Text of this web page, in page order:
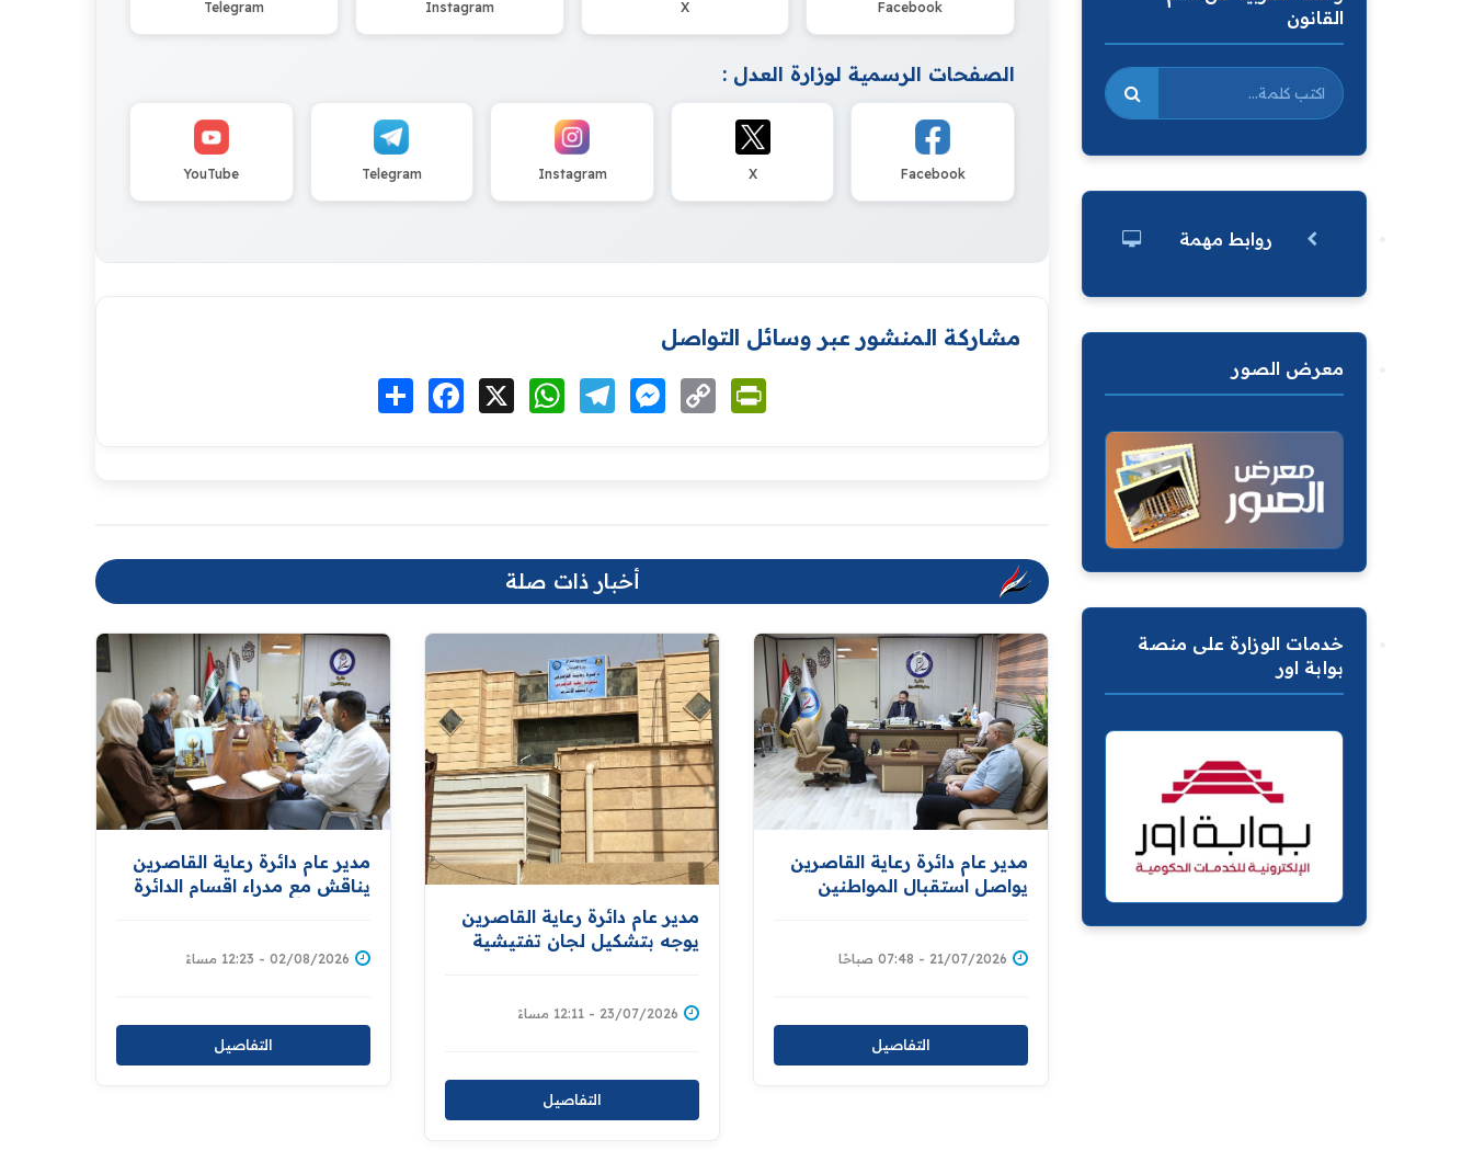
Facebook
X
Instagram
Telegram
الصفحات الرسمية لوزارة العدل :
Facebook
X
Instagram
Telegram
YouTube
مشاركة المنشور عبر وسائل التواصل
انشر Facebook WhatsAppTelegramMessenger
Copy
Link
أخبار ذات صلة
مدير عام دائرة رعاية القاصرين
يناقش مع مدراء اقسام الدائرة
02/08/2026 - 12:23 مساءً
التفاصيل
مدير عام دائرة رعاية القاصرين
يوجه بتشكيل لجان تفتيشية
23/07/2026 - 12:11 مساءً
التفاصيل
مدير عام دائرة رعاية القاصرين
يواصل استقبال المواطنين
21/07/2026 - 07:48 صباحًا
التفاصيل
القانون
روابط مهمة
معرض الصور
خدمات الوزارة على منصة
بوابة اور